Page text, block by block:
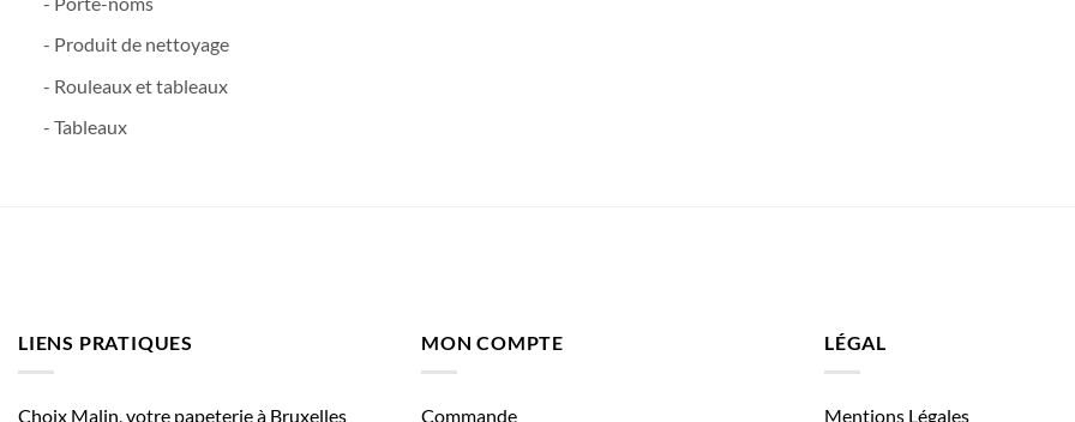
- Produit de nettoyage
- Rouleaux et tableaux
- Tableaux
LIENS PRATIQUES
Choix Malin, votre papeterie à Bruxelles
MON COMPTE
Commande
LÉGAL
Mentions Légales